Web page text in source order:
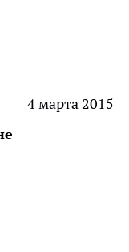
4 марта 2015